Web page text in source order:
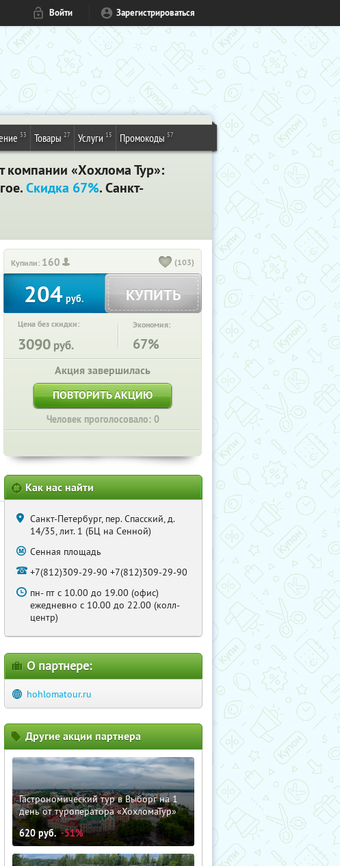
Войти Зарегистрироваться
33 Товары 27 Услуги 15 Промокоды 57
«Хохлома Тур»:
Скидка 67%. Санкт-
Купили: 160 (103)
204руб. КУПИТЬ
Цена без скидки:
3090 руб.
Экономия:
67%
Акция завершилась
ПОВТОРИТЬ АКЦИЮ
Человек проголосовало: 0
Как нас найти
Санкт-Петербург, пер. Спасский, д.
14/35, лит. 1 (БЦ на Сенной)
Сенная площадь
+7(812)309-29-90 +7(812)309-29-90
пн- пт с 10.00 до 19.00 (офис)
ежедневно с 10.00 до 22.00 (колл-
центр)
О партнере:
hohlomatour.ru
Другие акции партнера
Гастрономический тур в Выборг на 1
день от туроператора «ХохломаТур»
620руб. -51%